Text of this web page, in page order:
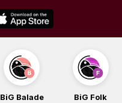
BiG Balade BiG Folk